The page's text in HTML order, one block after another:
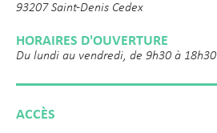
93207 Saint-Denis Cedex
HORAIRES D'OUVERTURE
Du lundi au vendredi, de 9h30 à 18h30
ACCÈS